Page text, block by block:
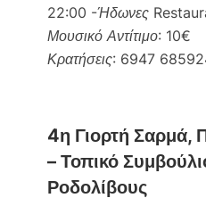
22:00 -Ήδωνες
Μουσικό Αντίτιμο: 10€
Κρατήσεις: 6947
4η Γιορτή Σαρμά,
– Τοπικό
Ροδολίβους